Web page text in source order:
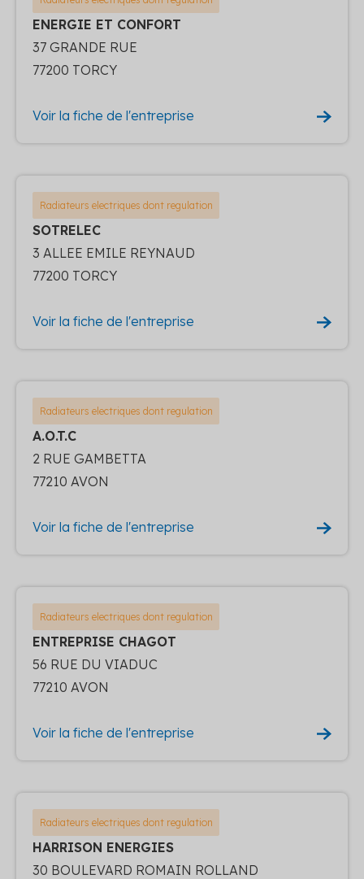
ENERGIE ET CONFORT
37 GRANDE RUE
77200 TORCY
Voir la fiche de l'entreprise
Radiateurs electriques dont regulation
SOTRELEC
3 ALLEE EMILE REYNAUD
77200 TORCY
Voir la fiche de l'entreprise
Radiateurs electriques dont regulation
A.O.T.C
2 RUE GAMBETTA
77210 AVON
Voir la fiche de l'entreprise
Radiateurs electriques dont regulation
ENTREPRISE CHAGOT
56 RUE DU VIADUC
77210 AVON
Voir la fiche de l'entreprise
Radiateurs electriques dont regulation
HARRISON ENERGIES
30 BOULEVARD ROMAIN ROLLAND